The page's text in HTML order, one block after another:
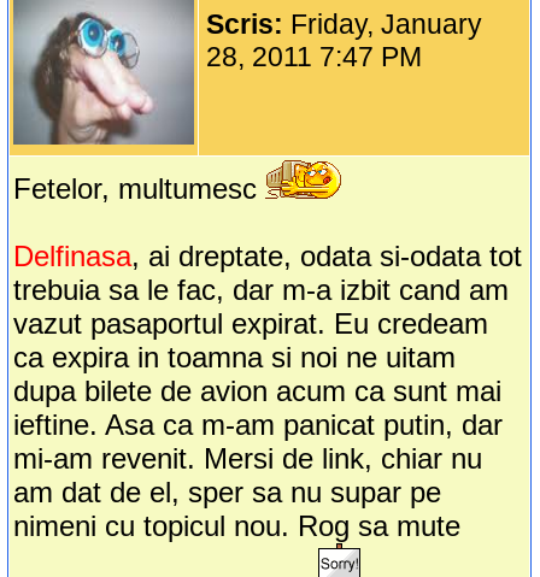
Scris: Friday, January
28, 2011 7:47 PM
Fetelor, multumesc
Delfinasa, ai dreptate, odata si-odata tot
trebuia sa le fac, dar m-a izbit cand am
vazut pasaportul expirat. Eu credeam
ca expira in toamna si noi ne uitam
dupa bilete de avion acum ca sunt mai
ieftine. Asa ca m-am panicat putin, dar
mi-am revenit. Mersi de link, chiar nu
am dat de el, sper sa nu supar pe
nimeni cu topicul nou. Rog sa mute